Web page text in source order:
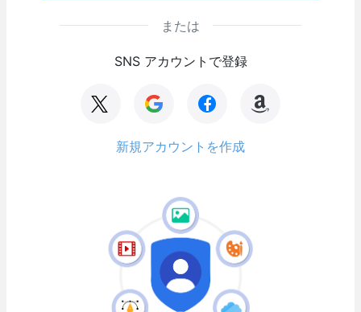
または
SNS アカウントで登録
新規アカウントを作成